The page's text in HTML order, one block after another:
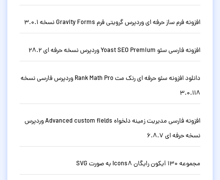
افزونه فرم ساز حرفه ای وردپرس گرویتی فرم Gravity Forms نسخه 3.0.1
افزونه فارسی سئو Yoast SEO Premium وردپرس نسخه حرفه ای 28.2
دانلود افزونه سئو حرفه ای رنک مث Rank Math Pro وردپرس فارسی نسخه
3.0.118
افزونه فارسی مدیریت زمینه دلخواه Advanced custom fields وردپرس
نسخه حرفه ای 6.8.7
مجموعه 130 آیکون رایگان Icons8 به صورت SVG